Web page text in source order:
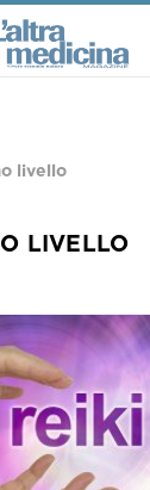
livello
LIVELLO